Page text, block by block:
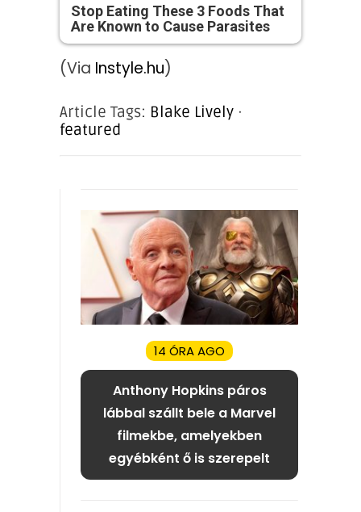
Stop Eating These 3 Foods That
Are Known to Cause Parasites
(Via Instyle.hu)
Article Tags: Blake Lively ·
featured
14 ÓRA AGO
Anthony Hopkins páros
lábbal szállt bele a Marvel
filmekbe, amelyekben
egyébként ő is szerepelt